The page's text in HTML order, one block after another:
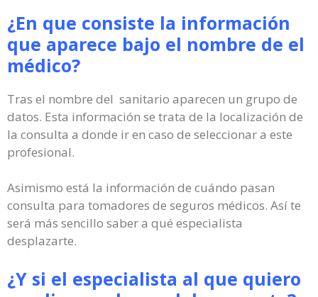
¿En que consiste la información
que aparece bajo el nombre de el
médico?
Tras el nombre del sanitario aparecen un grupo de
datos. Esta información se trata de la localización de
la consulta a donde ir en caso de seleccionar a este
profesional.
Asimismo está la información de cuándo pasan
consulta para tomadores de seguros médicos. Así te
será más sencillo saber a qué especialista
desplazarte.
¿Y si el especialista al que quiero